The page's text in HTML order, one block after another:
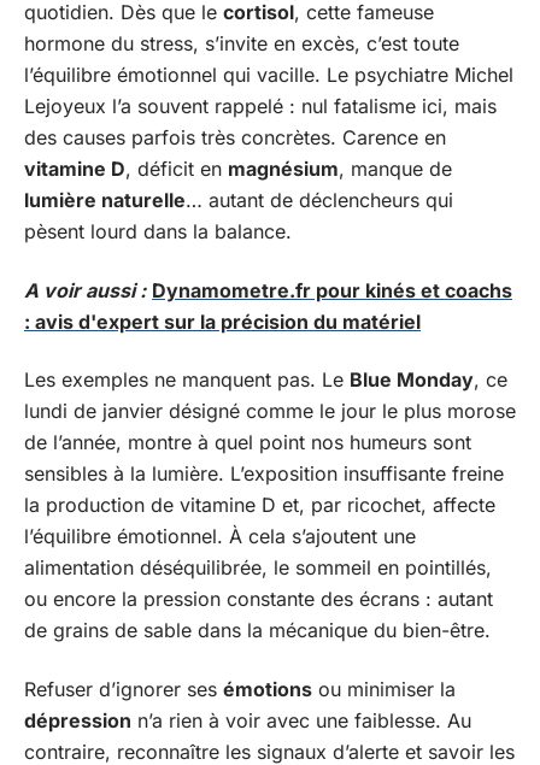
quotidien. Dès que le cortisol, cette fameuse
hormone du stress, s’invite en excès, c’est toute
l’équilibre émotionnel qui vacille. Le psychiatre Michel
Lejoyeux l’a souvent rappelé : nul fatalisme ici, mais
des causes parfois très concrètes. Carence en
vitamine D, déficit en magnésium, manque de
lumière naturelle… autant de déclencheurs qui
pèsent lourd dans la balance.
A voir aussi : Dynamometre.fr pour kinés et coachs
: avis d'expert sur la précision du matériel
Les exemples ne manquent pas. Le Blue Monday, ce
lundi de janvier désigné comme le jour le plus morose
de l’année, montre à quel point nos humeurs sont
sensibles à la lumière. L’exposition insuffisante freine
la production de vitamine D et, par ricochet, affecte
l’équilibre émotionnel. À cela s’ajoutent une
alimentation déséquilibrée, le sommeil en pointillés,
ou encore la pression constante des écrans : autant
de grains de sable dans la mécanique du bien-être.
Refuser d’ignorer ses émotions ou minimiser la
dépression n’a rien à voir avec une faiblesse. Au
contraire, reconnaître les signaux d’alerte et savoir les